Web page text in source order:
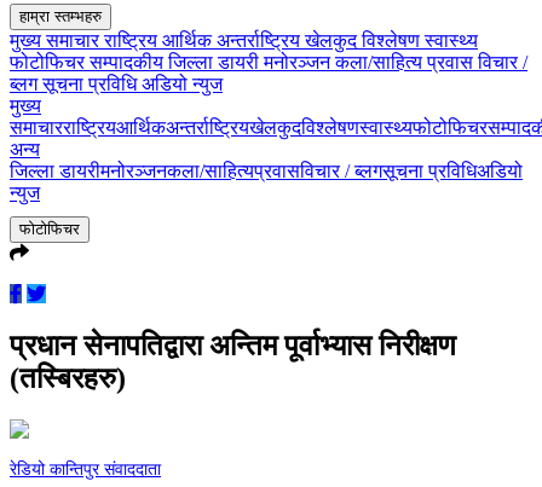
हाम्रा स्तम्भहरु
मुख्य समाचारराष्ट्रिय आर्थिकअन्तर्राष्ट्रियखेलकुदविश्लेषणस्वास्थ्य
फोटोफिचरसम्पादकीयजिल्ला डायरीमनोरञ्जनकला/साहित्यप्रवासविचार /
ब्लगसूचना प्रविधिअडियो न्युज
मुख्य
समाचारराष्ट्रियआर्थिकअन्तर्राष्ट्रियखेलकुदविश्लेषणस्वास्थ्यफोटोफिचर
अन्य
जिल्ला डायरीमनोरञ्जनकला/साहित्यप्रवासविचार / ब्लगसूचना प्रविधिअडियो
न्युज
फोटोफिचर
प्रधान सेनापतिद्वारा अन्तिम पूर्वाभ्यास निरीक्षण
(तस्बिरहरु)
रेडियो कान्तिपुर संवाददाता